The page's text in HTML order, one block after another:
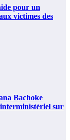
pour un
victimes des
Bachoke
sur